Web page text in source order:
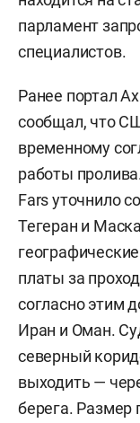
парламент
специалистов.
Ранее портал
сообщал, что
временному
работы
Fars уточнило
Тегеран и
платы за
согласно этим
Иран и Оман.
северный
выходить —
берега. Размер